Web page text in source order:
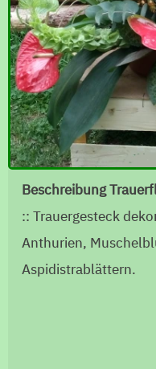
Beschreibung
:: Trauergesteck
Anthurien,
Aspidistrablättern.